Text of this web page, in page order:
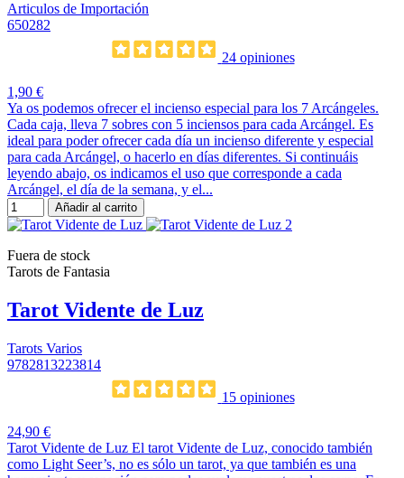
Articulos de Importación
650282
24 opiniones
1,90 €
Ya os podemos ofrecer el incienso especial para los 7 Arcángeles.
Cada caja, lleva 7 sobres con 5 inciensos para cada Arcángel. Es
ideal para poder ofrecer cada día un incienso diferente y especial
para cada Arcángel, o hacerlo en días diferentes. Si continuáis
leyendo abajo, os indicamos el uso que corresponde a cada
Arcángel, el día de la semana, y el...
Añadir al carrito
Fuera de stock
Tarots de Fantasia
Tarot Vidente de Luz
Tarots Varios
9782813223814
15 opiniones
24,90 €
Tarot Vidente de Luz El tarot Vidente de Luz, conocido también
como Light Seer’s, no es sólo un tarot, ya que también es una